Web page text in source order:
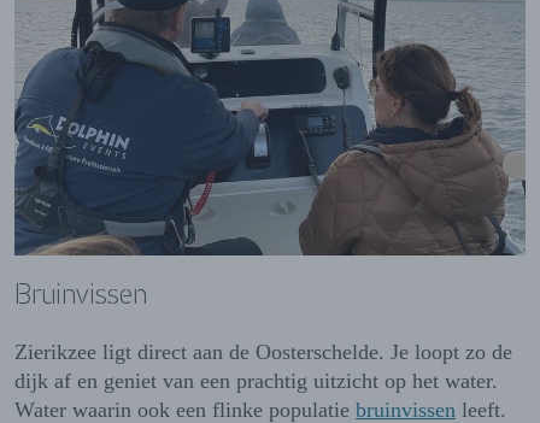
Bruinvissen
Zierikzee ligt direct aan de Oosterschelde. Je loopt zo de
dijk af en geniet van een prachtig uitzicht op het water.
Water waarin ook een flinke populatie bruinvissen leeft.